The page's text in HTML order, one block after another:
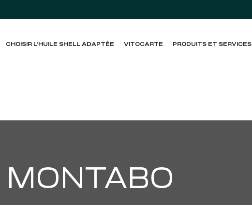
CHOISIR L’HUILE SHELL ADAPTÉE VITOCARTE PRODUITS ET SERVICES
MONTABO